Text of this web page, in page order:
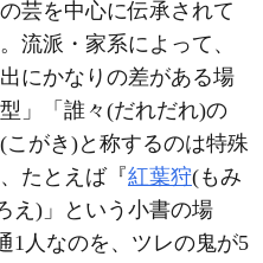
芸を中心に伝承されて
流派・家系によって、
にかなりの差がある場
」「誰々(だれだれ)の
がき)と称するのは特殊
たとえば『紅葉狩(もみ
え)」という小書の場
1人なのを、ツレの鬼が5